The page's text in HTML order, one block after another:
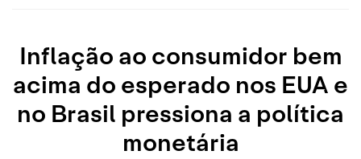
Inflação ao consumidor bem
acima do esperado nos EUA e
no Brasil pressiona a política
monetária